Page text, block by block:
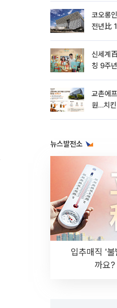
코오롱
전년比
신세계百, 포트넘앤메이슨
칭 9주
교촌에
원…치
뉴스발전소
입추매직 '
까요